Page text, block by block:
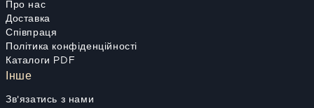
Про нас
Доставка
Співпраця
Політика конфіденційності
Каталоги PDF
Інше
Зв'язатись з нами